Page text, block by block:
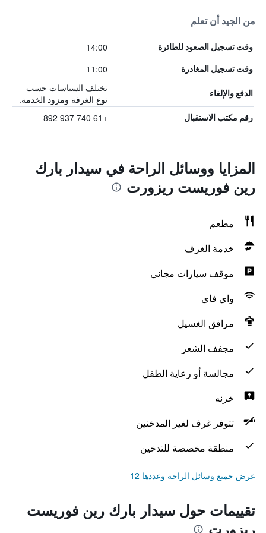
من الجيد أن تعلم
وقت تسجيل الصعود للطائرة 14:00
وقت تسجيل المغادرة 11:00
الدفع والإلغاء
تختلف السياسات حسب
نوع الغرفة ومزود الخدمة.
رقم مكتب الاستقبال +61 740 937 892
المزايا ووسائل الراحة في سيدار بارك
رين فوريست ريزورت
مطعم
خدمة الغرف
موقف سيارات مجاني
واي فاي
مرافق الغسيل
مجفف الشعر
مجالسة أو رعاية الطفل
خزنه
تتوفر غرف لغير المدخنين
منطقة مخصصة للتدخين
عرض جميع وسائل الراحة وعددها 12
تقييمات حول سيدار بارك رين فوريست
ريزورت